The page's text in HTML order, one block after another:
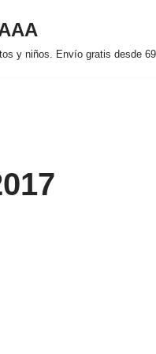
y niños. Envío gratis desde